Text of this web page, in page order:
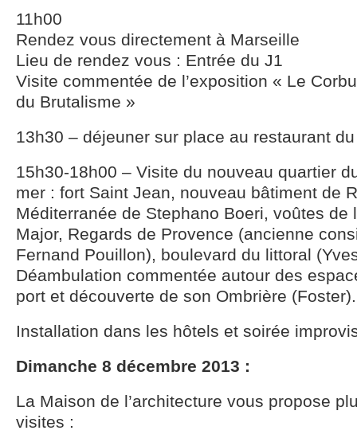
11h00
Rendez vous directement à Marseille
Lieu de rendez vous : Entrée du J1
Visite commentée de l’exposition « Le
du Brutalisme »
13h30 – déjeuner sur place au restaurant
15h30-18h00 – Visite du nouveau quartier
mer : fort Saint Jean, nouveau bâtiment de
Méditerranée de Stephano Boeri, voûtes de
Major, Regards de Provence (ancienne
Fernand Pouillon), boulevard du littoral
Déambulation commentée autour des
port et découverte de son Ombrière (Foster).
Installation dans les hôtels et soirée
Dimanche 8 décembre 2013 :
La Maison de l’architecture vous propose
visites :